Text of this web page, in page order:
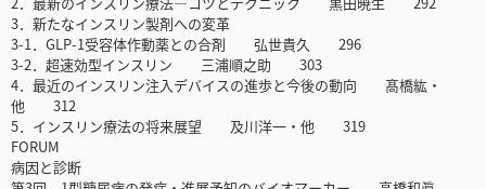
3．新たなインスリン製剤への変革
3-1．GLP-1受容体作動薬との合剤 弘世貴久 296
3-2．超速効型インスリン 三浦順之助 303
4．最近のインスリン注入デバイスの進歩と今後の動向 髙橋紘・
他 312
5．インスリン療法の将来展望 及川洋一・他 319
FORUM
病因と診断